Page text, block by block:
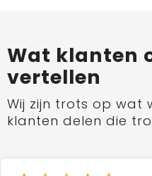
Wat klanten
vertellen
Wij zijn trots op wat
klanten delen die